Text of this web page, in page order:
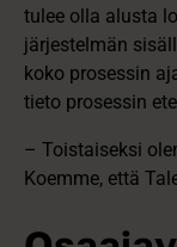
tulee olla alusta
järjestelmän
koko prosessin
tieto prosessin
– Toistaiseksi
Koemme, että